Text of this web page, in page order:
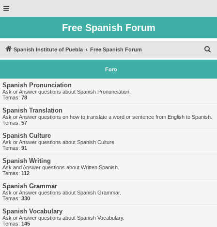
Free Spanish Forum
Spanish Institute of Puebla Free Spanish Forum
u
Foro
Spanish Pronunciation
Ask or Answer questions about Spanish Pronunciation.
Temas: 78
Spanish Translation
Ask or Answer questions on how to translate a word or sentence from English to Spanish.
Temas: 57
Spanish Culture
Ask or Answer questions about Spanish Culture.
Temas: 91
Spanish Writing
Ask and Answer questions about Written Spanish.
Temas: 112
Spanish Grammar
Ask or Answer questions about Spanish Grammar.
Temas: 330
Spanish Vocabulary
Ask or Answer questions about Spanish Vocabulary.
Temas: 145